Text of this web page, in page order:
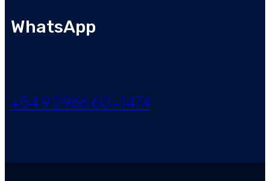
WhatsApp
+54 9 2966 60-1474